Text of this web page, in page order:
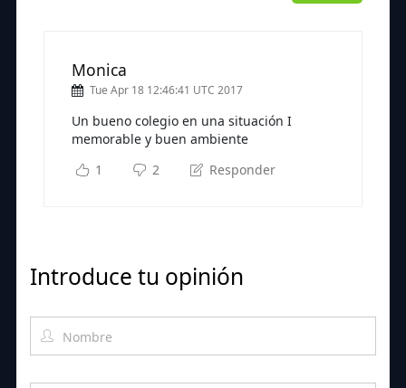
Monica
Tue Apr 18 12:46:41 UTC 2017
Un bueno colegio en una situación I
memorable y buen ambiente
1
2 Responder
Introduce tu opinión